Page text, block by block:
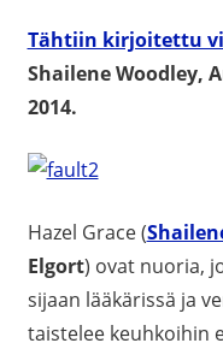
Tähtiin kirjoitettu
Shailene Woodley,
2014.
Hazel Grace (
Elgort) ovat nuoria,
sijaan lääkärissä ja
taistelee keuhkoihin